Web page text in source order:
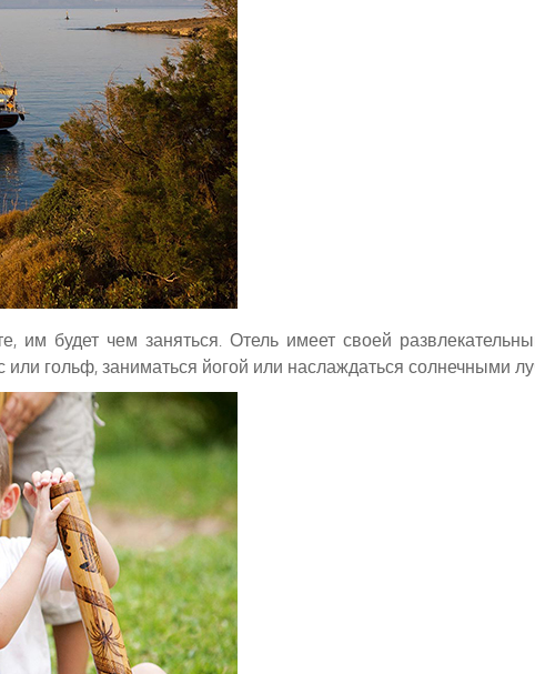
будет чем заняться. Отель имеет своей
или гольф, заниматься йогой или наслаждаться солнечными